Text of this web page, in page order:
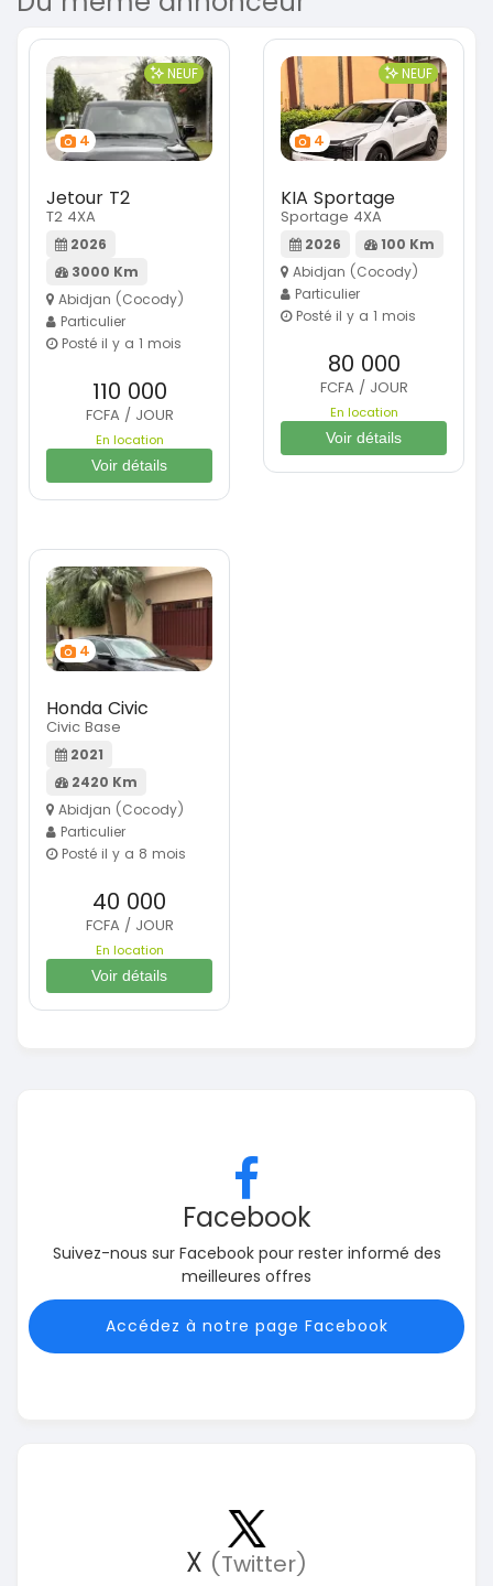
4
NEUF
Jetour T2
T2 4XA
2026
3000 Km
Abidjan (Cocody)
Particulier
Posté il y a 1 mois
110 000
FCFA / JOUR
En location
Voir détails
4
NEUF
KIA Sportage
Sportage 4XA
2026
100 Km
Abidjan (Cocody)
Particulier
Posté il y a 1 mois
80 000
FCFA / JOUR
En location
Voir détails
4
Honda Civic
Civic Base
2021
2420 Km
Abidjan (Cocody)
Particulier
Posté il y a 8 mois
40 000
FCFA / JOUR
En location
Voir détails
Facebook
Suivez-nous sur Facebook pour rester informé des
meilleures offres
Accédez à notre page Facebook
X (Twitter)